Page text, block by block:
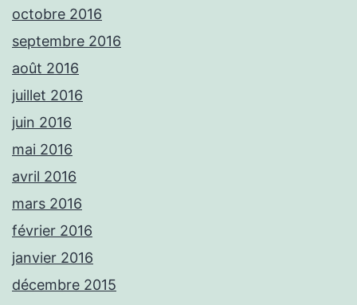
octobre 2016
septembre 2016
août 2016
juillet 2016
juin 2016
mai 2016
avril 2016
mars 2016
février 2016
janvier 2016
décembre 2015